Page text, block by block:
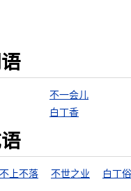
不一会儿
白丁香
不上不落 不世之业 白丁